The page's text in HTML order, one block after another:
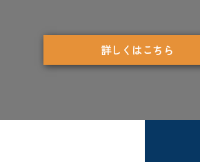
詳しくはこちら